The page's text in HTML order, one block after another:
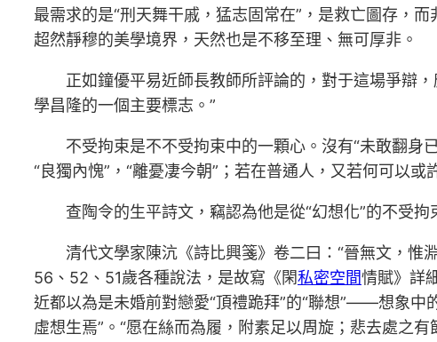
最需求的是“刑天舞干戚，猛志固常在”，是救亡圖存，
超然靜穆的美學境界，天然也是不移至理、無可厚非。
正如鐘優平易近師長教師所評論的，對于這場爭辯
學昌隆的一個主要標志。”
不受拘束是不不受拘束中的一顆心。沒有“未敢翻身
“良獨內愧”，“離憂凄今朝”；若在普通人，又若何可以或
查陶令的生平詩文，竊認為他是從“幻想化”的不受拘
清代文學家陳沆《詩比興箋》卷二曰：“晉無文，
56、52、51歲各種說法，是故寫《閑私密空間情賦》詳
近都以為是未婚前對戀愛“頂禮跪拜”的“聯想”——想象中
虛想生焉”。“愿在絲而為履，附素足以周旋；悲去處之